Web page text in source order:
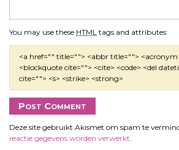
You may use these HTML tags and attributes:
<a href="" title=""> <abbr title="">
<blockquote cite=""> <cite> <code> <del
cite=""> <s> <strike> <strong>
Deze site gebruikt Akismet om spam te
reactie gegevens worden verwerkt.